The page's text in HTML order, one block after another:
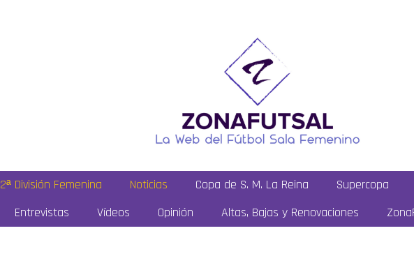
2ª División Femenina Noticias Copa de S. M. La Reina Supercopa
Entrevistas
Vídeos Opinión Altas, Bajas y Renovaciones